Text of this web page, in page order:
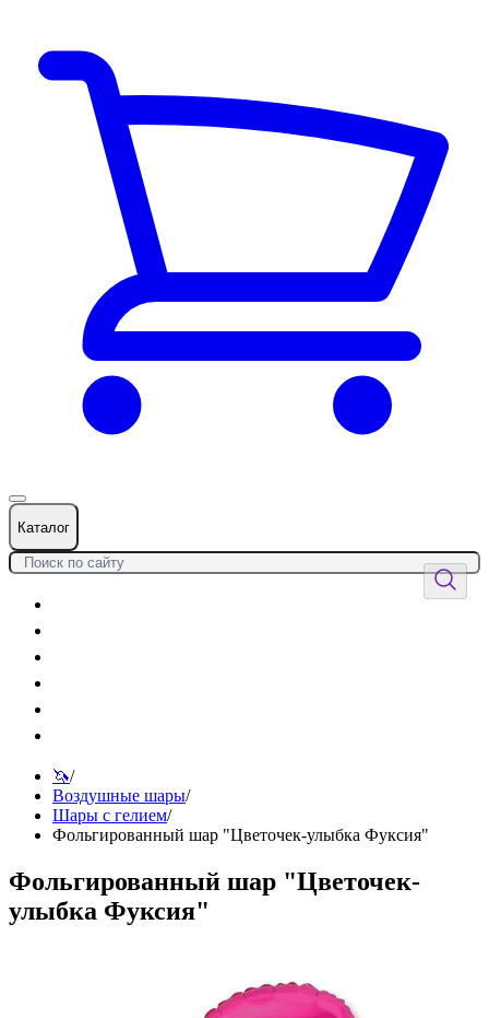
Каталог
🦄/
Воздушные шары/
Шары с гелием/
Фольгированный шар "Цветочек-улыбка Фуксия"
Фольгированный шар "Цветочек-
улыбка Фуксия"